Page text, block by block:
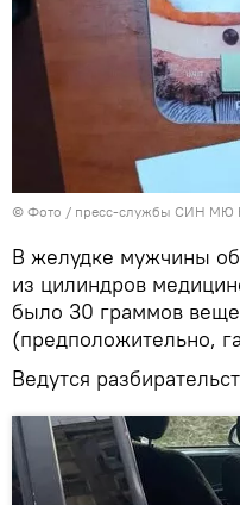
© Фото / пресс-службы СИН МЮ
В желудке мужчины
из цилиндров
было 30 граммов
(предположительно,
Ведутся